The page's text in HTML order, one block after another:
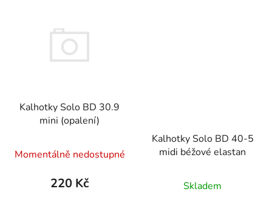
Kalhotky Solo BD 30.9
mini (opalení)
Momentálně nedostupné
220 Kč
Kalhotky Solo BD 40-5
midi béžové elastan
Skladem